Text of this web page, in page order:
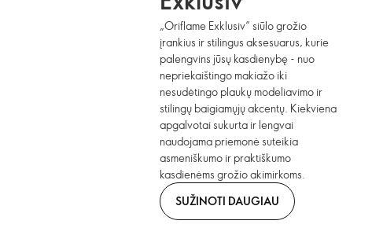
„Oriflame Exklusiv“ siūlo grožio
įrankius ir stilingus aksesuarus, kurie
palengvins jūsų kasdienybę - nuo
nepriekaištingo makiažo iki
nesudėtingo plaukų modeliavimo ir
stilingų baigiamųjų akcentų. Kiekviena
apgalvotai sukurta ir lengvai
naudojama priemonė suteikia
asmeniškumo ir praktiškumo
kasdienėms grožio akimirkoms.
SUŽINOTI DAUGIAU